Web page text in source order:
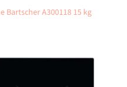
Bartscher A300118 15 kg